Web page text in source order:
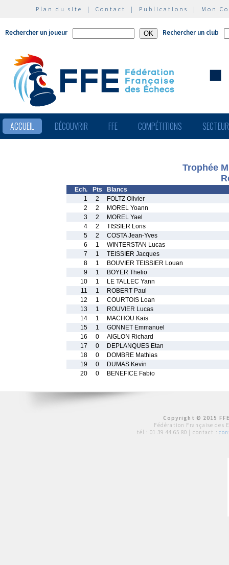
Plan du site | Contact | Publications | Mon
Rechercher un joueur Rechercher un club
ACCUEIL DÉCOUVRIR FFE COMPÉTITIONS
Trophée
Ech. Pts
Blancs
1
2
FOLTZ Olivier
2
2
MOREL Yoann
3
2
MOREL Yael
4
2
TISSIER Loris
5
2
COSTA Jean-Yves
6
1
WINTERSTAN Lucas
7
1
TEISSIER Jacques
8
1
BOUVIER TEISSIER Louan
9
1
BOYER Thelio
10
1
LE TALLEC Yann
11
1
ROBERT Paul
12
1
COURTOIS Loan
13
1
ROUVIER Lucas
14
1
MACHOU Kais
15
1
GONNET Emmanuel
16
0
AIGLON Richard
17
0
DEPLANQUES Etan
18
0
DOMBRE Mathias
19
0
DUMAS Kevin
20
0 BENEFICE Fabio
Copyright © 2015
Fédération Française des
tél : 01 39 44 65 80 | contact :